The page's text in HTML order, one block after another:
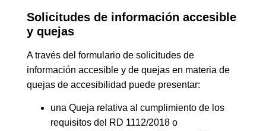
Solicitudes de información accesible
y quejas
A través del formulario de solicitudes de
información accesible y de quejas en materia de
quejas de accesibilidad puede presentar:
una Queja relativa al cumplimiento de los
requisitos del RD 1112/2018 o